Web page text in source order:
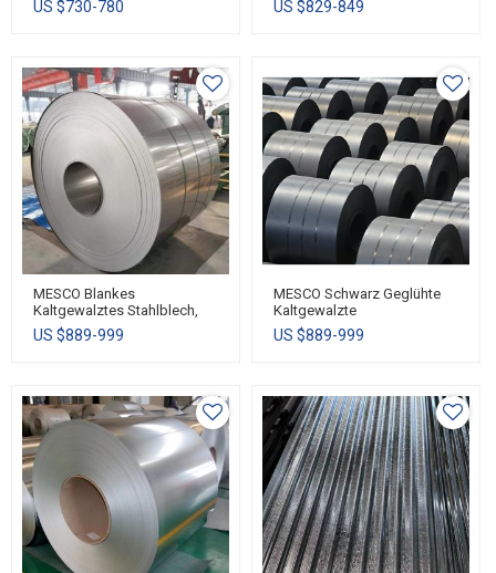
US $730-780
Stahl
US $829-849
MESCO Blankes
Kaltgewalztes Stahlblech,
CRC
US $889-999
MESCO Schwarz Geglühte
Kaltgewalzte
Stahlspule/Platte/Blech/Streifen
US $889-999